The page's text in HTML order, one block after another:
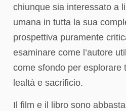
chiunque sia interessato a
umana in tutta la sua
prospettiva puramente
esaminare come l’autore
come sfondo per esplorare
lealtà e sacrificio.
Il film e il libro sono